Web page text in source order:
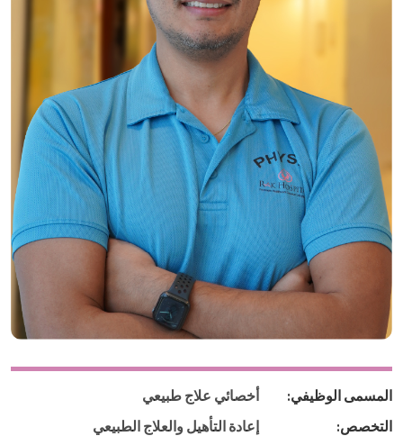
المسمى الوظيفي: أخصائي علاج طبيعي
التخصص: إعادة التأهيل والعلاج الطبيعي